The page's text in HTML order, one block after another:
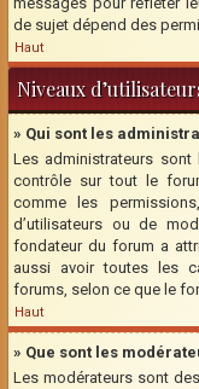
de sujet dépend des
Haut
Niveaux
» Qui sont les
Les administrateurs
contrôle sur tout le
comme les
d’utilisateurs ou de
fondateur du forum a
aussi avoir toutes les
forums, selon ce que le
Haut
» Que sont les
Les modérateurs sont